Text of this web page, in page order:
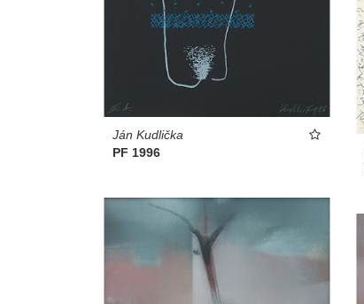
Ján Kudlička
PF 1996